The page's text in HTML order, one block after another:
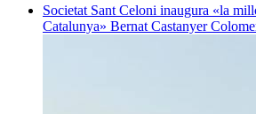
Societat Sant Celoni inaugura «la
Catalunya» Bernat Castanyer